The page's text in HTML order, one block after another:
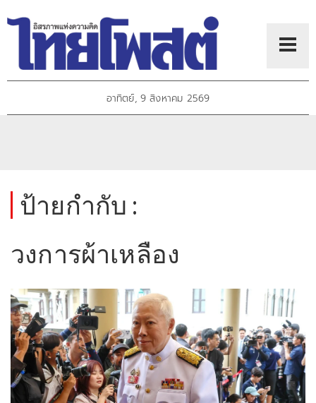
อาทิตย์, 9 สิงหาคม 2569
ป้ายกำกับ :
วงการผ้าเหลือง